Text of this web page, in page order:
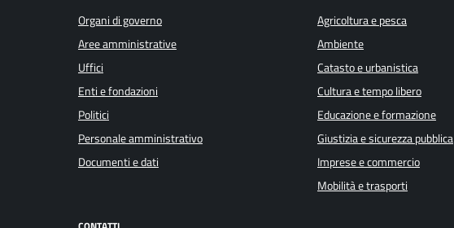
Organi di governo
Aree amministrative
Uffici
Enti e fondazioni
Politici
Personale amministrativo
Documenti e dati
Agricoltura e pesca
Ambiente
Catasto e urbanistica
Cultura e tempo libero
Educazione e formazione
Giustizia e sicurezza pubblica
Imprese e commercio
Mobilità e trasporti